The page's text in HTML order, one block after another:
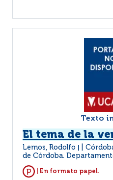
Texto
El tema de la
Lemos, Rodolfo
de Córdoba.
| En formato papel.